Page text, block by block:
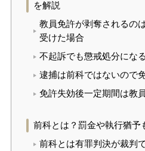
を解説
教員免許が剥奪されるの
受けた場合
不起訴でも懲戒処分にな
逮捕は前科ではないので
免許失効後一定期間は教
前科とは？罰金や執行猶予
前科とは有罪判決が裁判